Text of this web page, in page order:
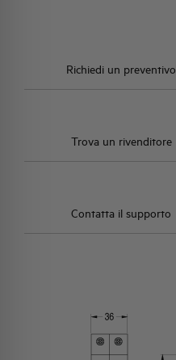
Richiedi un preventivo
Trova un rivenditore
Contatta il supporto